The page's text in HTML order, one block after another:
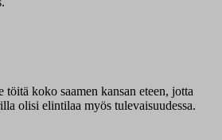
töitä koko saamen kansan eteen, jotta
olisi elintilaa myös tulevaisuudessa.